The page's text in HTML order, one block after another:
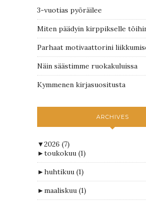
3-vuotias pyöräilee
Miten päädyin kirppikselle
Parhaat motivaattorini
Näin säästimme ruokakuluissa
Kymmenen kirjasuositusta
ARCHIVES
▼2026 (7)
►toukokuu (1)
►huhtikuu (1)
►maaliskuu (1)